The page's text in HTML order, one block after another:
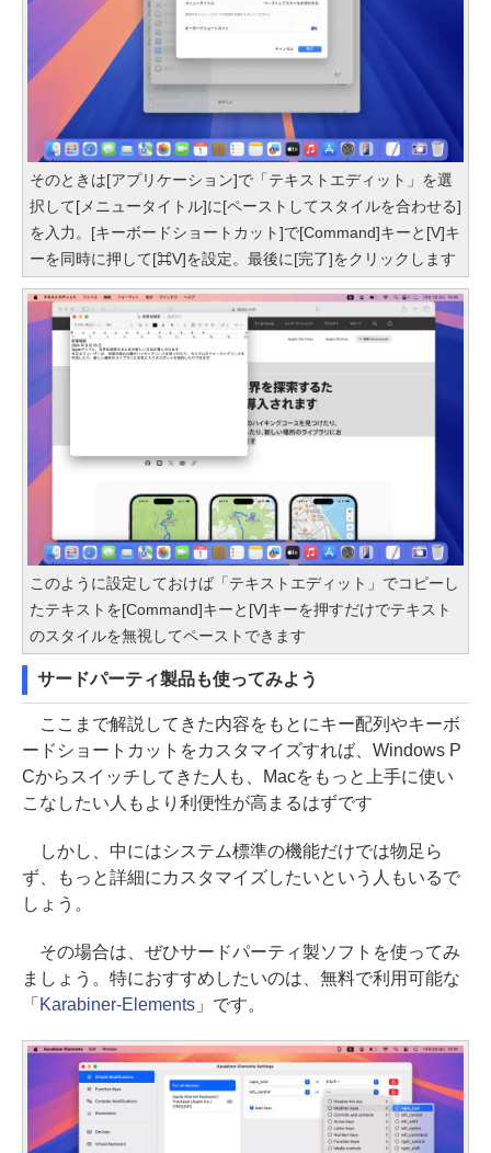
そのときは[アプリケーション]で「テキストエディット」を選
択して[メニュータイトル]に[ペーストしてスタイルを合わせる]
を入力。[キーボードショートカット]で[Command]キーと[V]キ
ーを同時に押して[⌘V]を設定。最後に[完了]をクリックします
このように設定しておけば「テキストエディット」でコピーし
たテキストを[Command]キーと[V]キーを押すだけでテキスト
のスタイルを無視してペーストできます
サードパーティ製品も使ってみよう
ここまで解説してきた内容をもとにキー配列やキーボ
ードショートカットをカスタマイズすれば、Windows P
Cからスイッチしてきた人も、Macをもっと上手に使い
こなしたい人もより利便性が高まるはずです
しかし、中にはシステム標準の機能だけでは物足ら
ず、もっと詳細にカスタマイズしたいという人もいるで
しょう。
その場合は、ぜひサードパーティ製ソフトを使ってみ
ましょう。特におすすめしたいのは、無料で利用可能な
「 Karabiner-Elements」です。